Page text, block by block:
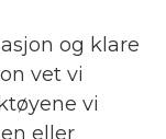
og klare
vet vi
vi
eller